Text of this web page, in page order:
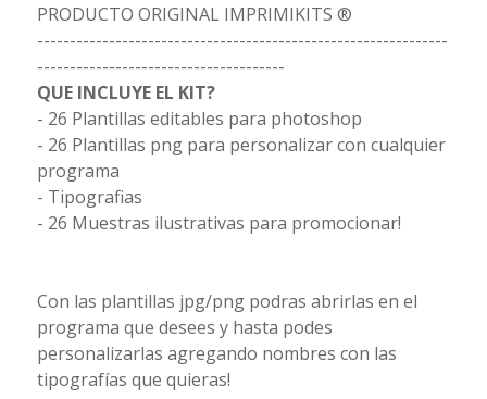
PRODUCTO ORIGINAL IMPRIMIKITS ®
---------------------------------------------------------------
--------------------------------------
QUE INCLUYE EL KIT?
- 26 Plantillas editables para photoshop
- 26 Plantillas png para personalizar con cualquier
programa
- Tipografias
- 26 Muestras ilustrativas para promocionar!
Con las plantillas jpg/png podras abrirlas en el
programa que desees y hasta podes
personalizarlas agregando nombres con las
tipografías que quieras!